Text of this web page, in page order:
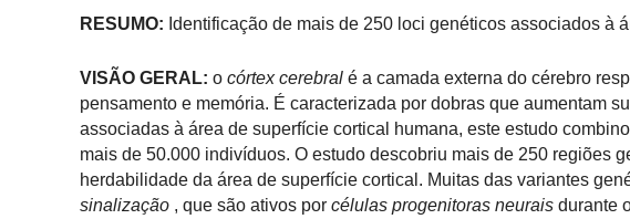
RESUMO: Identificação de mais de 250 loci genéticos associados à
VISÃO GERAL: o córtex cerebral é a camada externa do cérebro
pensamento e memória. É caracterizada por dobras que aumentam
associadas à área de superfície cortical humana, este estudo
mais de 50.000 indivíduos. O estudo descobriu mais de 250 regiões
herdabilidade da área de superfície cortical. Muitas das variantes
sinalização , que são ativos por células progenitoras neurais durante